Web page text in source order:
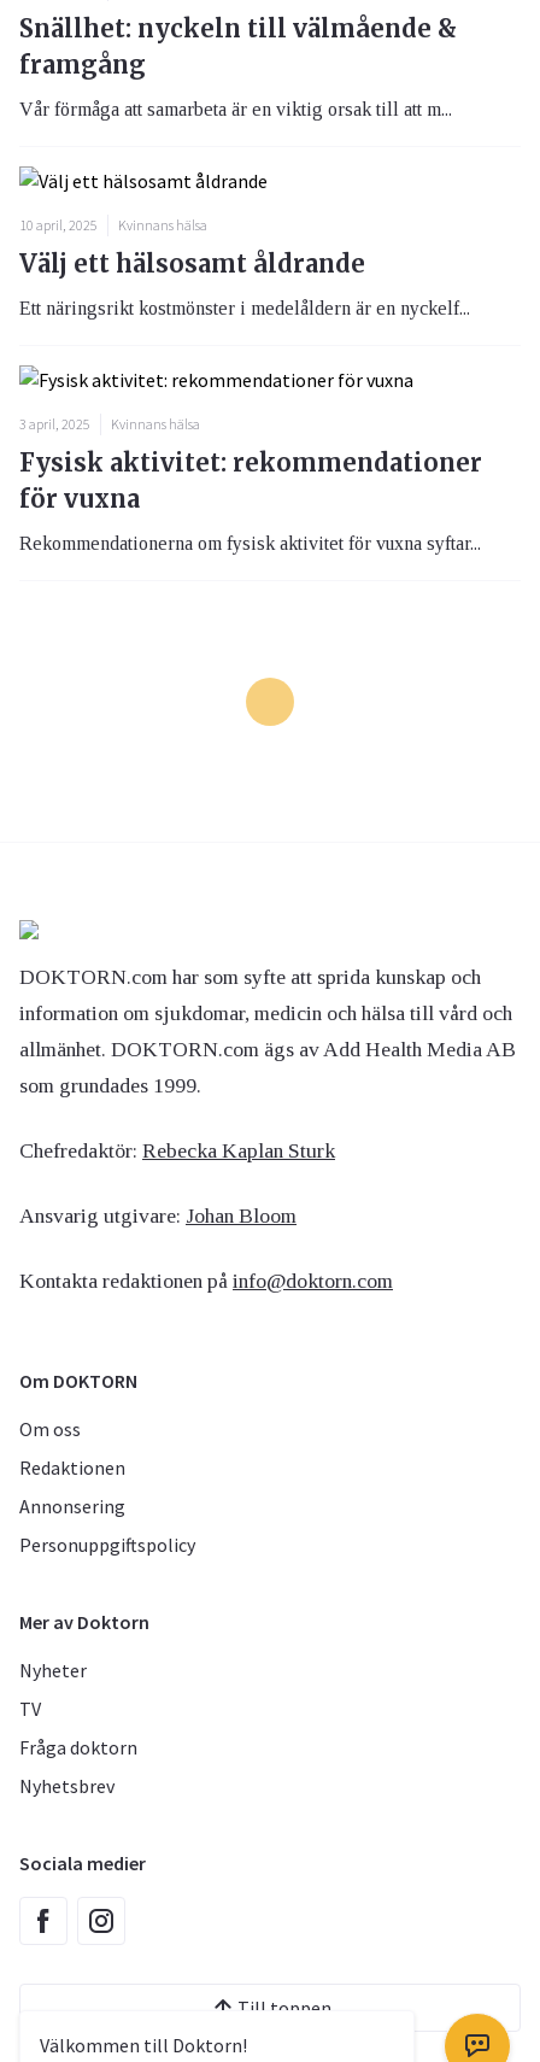
Snällhet: nyckeln till välmående &
framgång
Vår förmåga att samarbeta är en viktig orsak till att m...
10 april, 2025 Kvinnans hälsa
Välj ett hälsosamt åldrande
Ett näringsrikt kostmönster i medelåldern är en nyckelf...
3 april, 2025 Kvinnans hälsa
Fysisk aktivitet: rekommendationer
för vuxna
Rekommendationerna om fysisk aktivitet för vuxna syftar...
Välkommen till Doktorn!
DOKTORN.com har som syfte att sprida kunskap och
information om sjukdomar, medicin och hälsa till vård och
allmänhet. DOKTORN.com ägs av Add Health Media AB
som grundades 1999.
Chefredaktör: Rebecka Kaplan Sturk
Ansvarig utgivare: Johan Bloom
Kontakta redaktionen på info@doktorn.com
Om DOKTORN
Om oss
Redaktionen
Annonsering
Personuppgiftspolicy
Mer av Doktorn
Nyheter
TV
Fråga doktorn
Nyhetsbrev
Sociala medier
Till toppen